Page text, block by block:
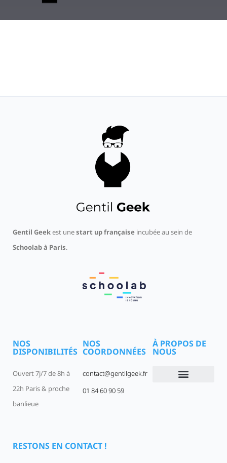
Gentil Geekest unestart up française incubée au sein de
Schoolab à Paris.
NOS
DISPONIBILITÉS
Ouvert 7j/7 de 8h à
22h Paris & proche
banlieue
NOS
COORDONNÉES
contact@gentilgeek.fr
01 84 60 90 59
À PROPOS DE
NOUS
RESTONS EN CONTACT !